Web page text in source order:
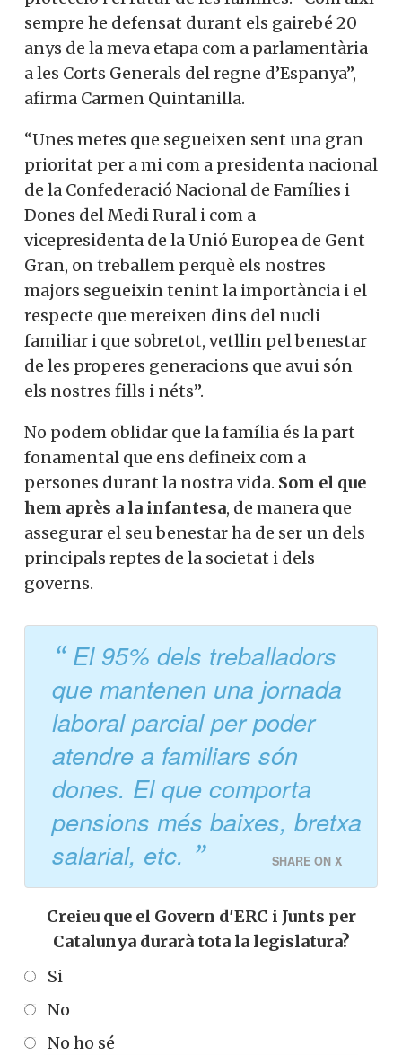
sempre he defensat durant els gairebé 20
anys de la meva etapa com a parlamentària
a les Corts Generals del regne d’Espanya”,
afirma Carmen Quintanilla.
“Unes metes que segueixen sent una gran
prioritat per a mi com a presidenta nacional
de la Confederació Nacional de Famílies i
Dones del Medi Rural i com a
vicepresidenta de la Unió Europea de Gent
Gran, on treballem perquè els nostres
majors segueixin tenint la importància i el
respecte que mereixen dins del nucli
familiar i que sobretot, vetllin pel benestar
de les properes generacions que avui són
els nostres fills i néts”.
No podem oblidar que la família és la part
fonamental que ens defineix com a
persones durant la nostra vida. Som el que
hem après a la infantesa, de manera que
assegurar el seu benestar ha de ser un dels
principals reptes de la societat i dels
governs.
El 95% dels treballadors
que mantenen una jornada
laboral parcial per poder
atendre a familiars són
dones. El que comporta
pensions més baixes, bretxa
salarial, etc.
SHARE ON X
Creieu que el Govern d'ERC i Junts per
Catalunya durarà tota la legislatura?
Si
No
No ho sé